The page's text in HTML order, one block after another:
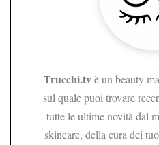
Trucchi.tvè un beauty
sul quale puoi trovare
tutte le ultime novità dal
skincare, della cura dei